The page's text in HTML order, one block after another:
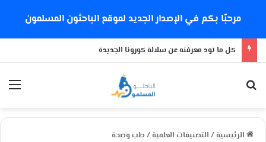
مرحبًا بكم في الإصدار الجديد لموقع الباحثون المسلمون
كل ما تود معرفته عن سلالة كورونا الجديدة
الرئيسية / التصنيفات العلمية / طب وصحة